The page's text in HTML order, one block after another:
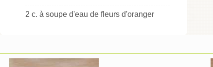
2 c. à soupe d'eau de fleurs d'oranger